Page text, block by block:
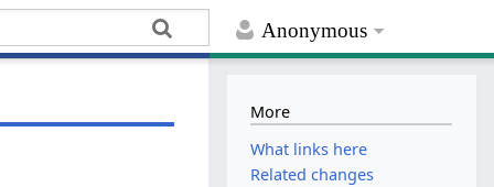
Anonymous
More
What links here
Related changes